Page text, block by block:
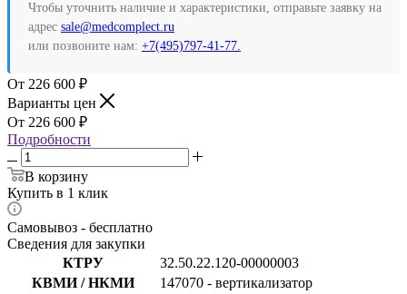
Чтобы уточнить наличие и характеристики, отправьте заявку на
адрес sale@medcomplect.ru
или позвоните нам: +7(495)797-41-77.
226 600 ₽
Варианты цен
226 600 ₽
Подробности
В корзину
Купить в 1 клик
Самовывоз - бесплатно
Сведения для закупки
КТРУ
32.50.22.120-00000003
КВМИ / НКМИ
147070 - вертикализатор